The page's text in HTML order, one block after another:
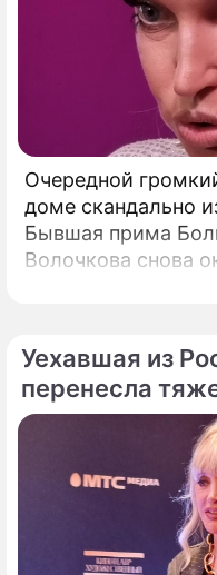
Очередной
доме скандально
Бывшая прима
Волочкова снова
громкого разбора
Уехавшая из
перенесла